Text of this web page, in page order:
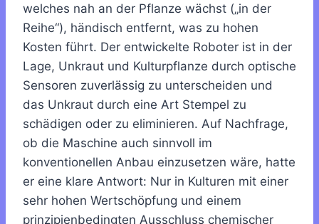
welches nah an der Pflanze wächst („in der
Reihe“), händisch entfernt, was zu hohen
Kosten führt. Der entwickelte Roboter ist in der
Lage, Unkraut und Kulturpflanze durch optische
Sensoren zuverlässig zu unterscheiden und
das Unkraut durch eine Art Stempel zu
schädigen oder zu eliminieren. Auf Nachfrage,
ob die Maschine auch sinnvoll im
konventionellen Anbau einzusetzen wäre, hatte
er eine klare Antwort: Nur in Kulturen mit einer
sehr hohen Wertschöpfung und einem
prinzipienbedingten Ausschluss chemischer